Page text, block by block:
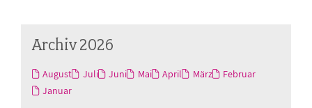
Archiv 2026
August Juli Juni Mai April März
Februar
Januar